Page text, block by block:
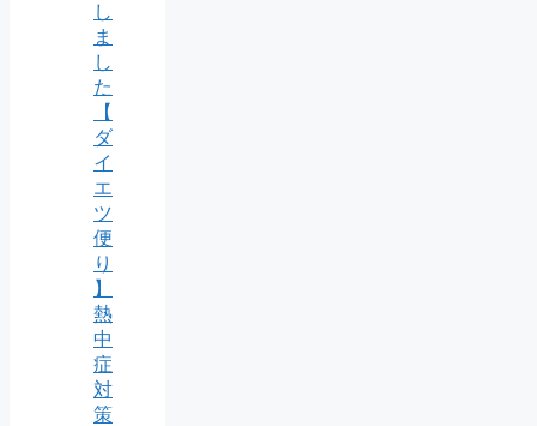
し
ま
し
た
【
ダ
イ
エ
ツ
便
り
】
熱
中
症
対
策